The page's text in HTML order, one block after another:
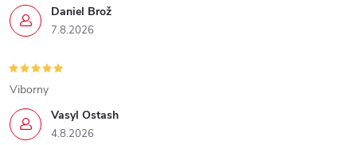
Daniel Brož
7.8.2026
Vasyl Ostash
4.8.2026
Viborny